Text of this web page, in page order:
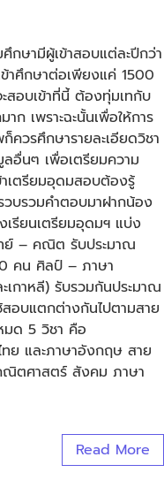
กษามีผู้เข้าสอบแต่ละปีกว่า
าศึกษาต่อเพียงแค่ 1500
ะสอบเข้าที่นี้ ต้องทุ่มเทกับ
ก เพราะฉะนั้นเพื่อให้การ
วรศึกษารายละเอียดวิชา
อื่นๆ เพื่อเตรียมความ
เตรียมอุดมสอบต้องรู้
บรวมคำตอบมาฝากน้อง
เรียนเตรียมอุดมฯ แบ่ง
ย์ – คณิต รับประมาณ
คน ศิลป์ – ภาษา
กาหลี) รับรวมกันประมาณ
สอบแตกต่างกันไปตามสาย
ด 5 วิชา คือ
ย และภาษาอังกฤษ สาย
ตศาสตร์ สังคม ภาษา
Read More